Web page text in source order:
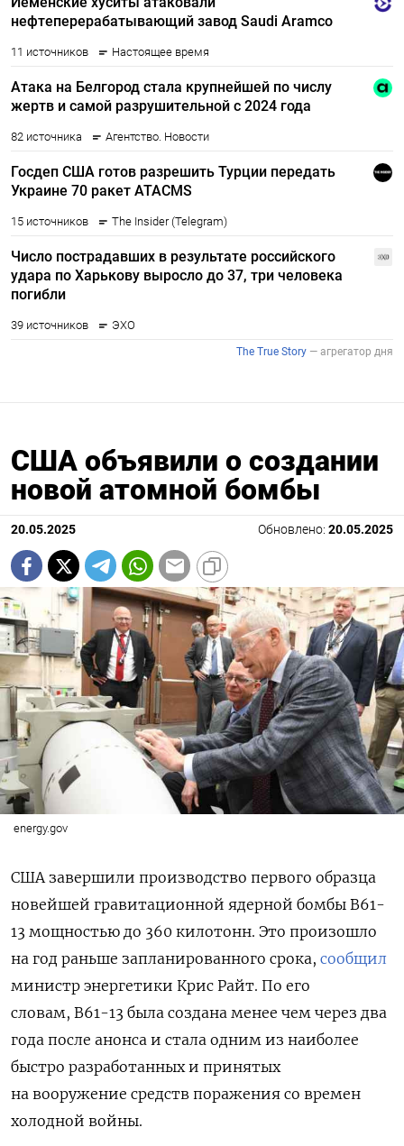
США объявили о создании
новой атомной бомбы
20.05.2025 Обновлено: 20.05.2025
energy.gov
США завершили производство первого образца
новейшей гравитационной ядерной бомбы B61-
13 мощностью до 360 килотонн. Это произошло
на год раньше запланированного срока, сообщил
министр энергетики Крис Райт. По его
словам, B61-13 была создана менее чем через два
года после анонса и стала одним из наиболее
быстро разработанных и принятых
на вооружение средств поражения со времен
холодной войны.